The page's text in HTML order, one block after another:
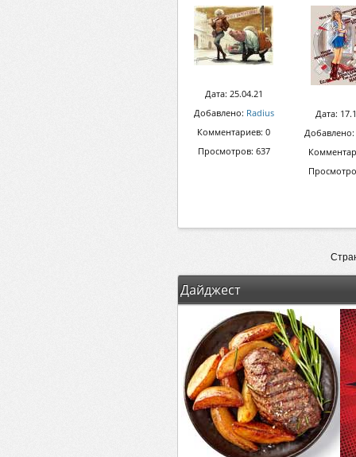
Дата: 25.04.21
Добавлено: Radius
Комментариев: 0
Просмотров: 637
Дата:
Добавлено:
Дайджест